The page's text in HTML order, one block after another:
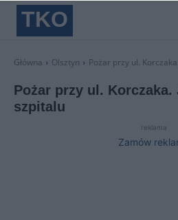
TKO
Główna Olsztyn Pożar przy ul.
Pożar przy ul. Korczaka.
szpitalu
reklama
Zamów